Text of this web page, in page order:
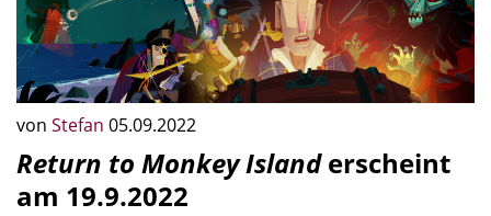
von Stefan 05.09.2022
Return to Monkey Islanderscheint
am 19.9.2022